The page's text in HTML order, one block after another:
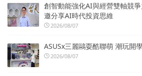
創智動能強化AI與經營雙軸競
邀分享AI時代投資思維
2026/08/07
ASUSx三麗鷗耍酷聯萌 潮玩開
2026/08/07